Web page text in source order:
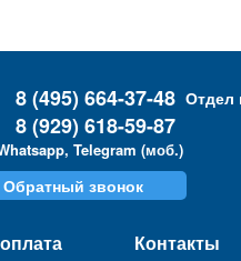
8 (495) 664-37-48 Отдел
8 (929) 618-59-87
Telegram (моб.)
Обратный звонок
Контакты